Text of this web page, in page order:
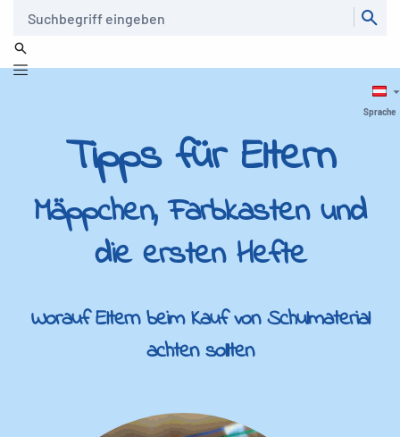
Sprache
Tipps für Eltern
Mäppchen, Farbkasten und
die ersten Hefte
Worauf Eltern beim Kauf von Schulmaterial
achten sollten